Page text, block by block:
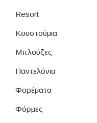
Resort
Κουστούμια
Μπλούζες
Παντελόνια
Φορέματα
Φόρμες